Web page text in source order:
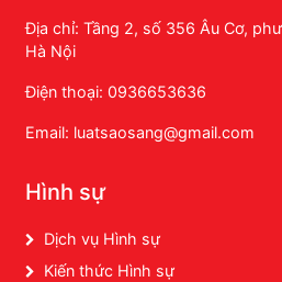
Địa chỉ: Tầng 2, số 356 Âu Cơ,
Hà Nội
Điện thoại: 0936653636
Email: luatsaosang@gmail.com
Hình sự
Dịch vụ Hình sự
Kiến thức Hình sự